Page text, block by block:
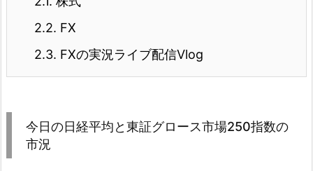
2.2. FX
2.3. FXの実況ライブ配信Vlog
今日の日経平均と東証グロース市場250指数の
市況